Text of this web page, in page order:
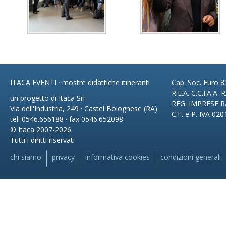
ITACA EVENTI · mostre didattiche itineranti
un progetto di Itaca Srl
Via dell'Industria, 249 · Castel Bolognese (RA)
tel. 0546.656188 · fax 0546.652098
© Itaca 2007-2026
Tutti i diritti riservati
Cap. Soc. Euro
R.E.A. C.C.I.A.A.
REG. IMPRESE
C.F. e P. IVA
chi siamo privacy informativa cookies condizioni generali